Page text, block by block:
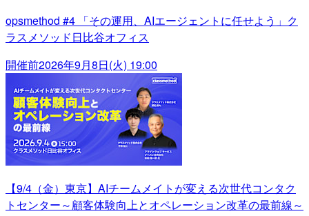
opsmethod #4 「その運用、AIエージェントに任せよう」ク
ラスメソッド日比谷オフィス
開催前2026年9月8日(火) 19:00
【9/4（金）東京】AIチームメイトが変える次世代コンタク
トセンター～顧客体験向上とオペレーション改革の最前線～